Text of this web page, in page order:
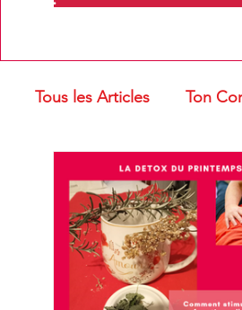
Tous les Articles Ton
Troubles oro-